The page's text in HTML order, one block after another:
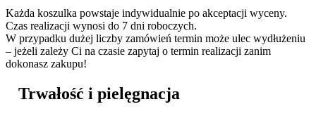
Każda koszulka powstaje indywidualnie po akceptacji wyceny.
Czas realizacji wynosi do 7 dni roboczych.
W przypadku dużej liczby zamówień termin może ulec wydłużeniu
– jeżeli zależy Ci na czasie zapytaj o termin realizacji zanim
dokonasz zakupu!
Trwałość i pielęgnacja